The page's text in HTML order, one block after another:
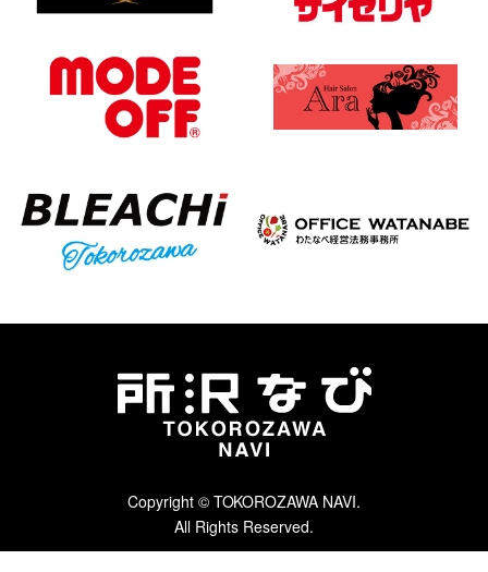
Copyright © TOKOROZAWA NAVI.
All Rights Reserved.